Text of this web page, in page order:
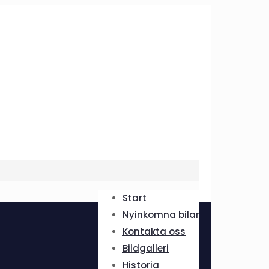
Start
Nyinkomna bilar
Kontakta oss
Bildgalleri
Historia